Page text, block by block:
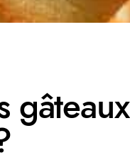
gâteaux